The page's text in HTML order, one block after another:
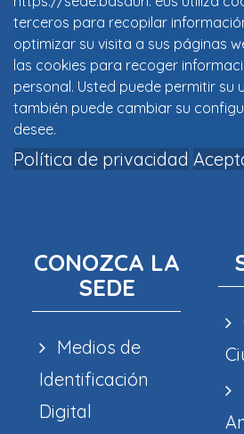
terceros para recopilar
optimizar su visita a sus páginas
las cookies para recoger
personal. Usted puede permitir su
también puede cambiar su
desee.
Política de privacidad
CONOZCA LA
SEDE
Medios de
Identificación
Digital